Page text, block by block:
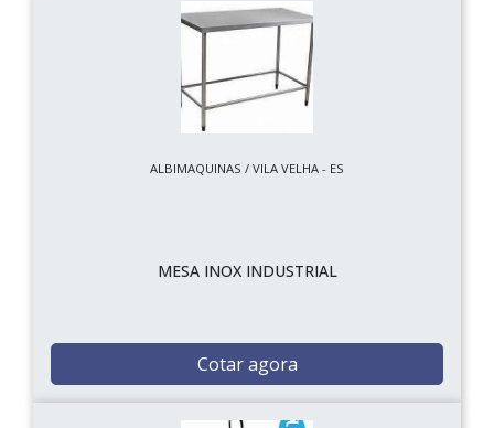
ALBIMAQUINAS / VILA VELHA - ES
MESA INOX INDUSTRIAL
Cotar agora